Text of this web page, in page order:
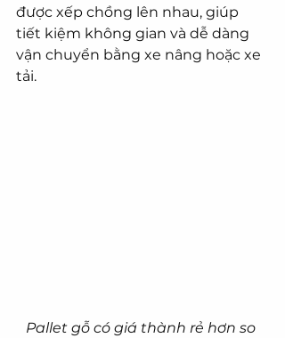
được xếp chồng lên nhau, giúp
tiết kiệm không gian và dễ dàng
vận chuyển bằng xe nâng hoặc xe
tải.
Pallet gỗ có giá thành rẻ hơn so